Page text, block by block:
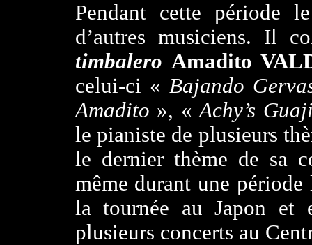
Pendant cette période
d’autres musiciens. Il
timbalero Amadito
celui-ci « Bajando
Amadito », «Achy’s
le pianiste de plusieurs
le dernier thème de sa
même durant une
la tournée au Japon et
plusieurs concerts au